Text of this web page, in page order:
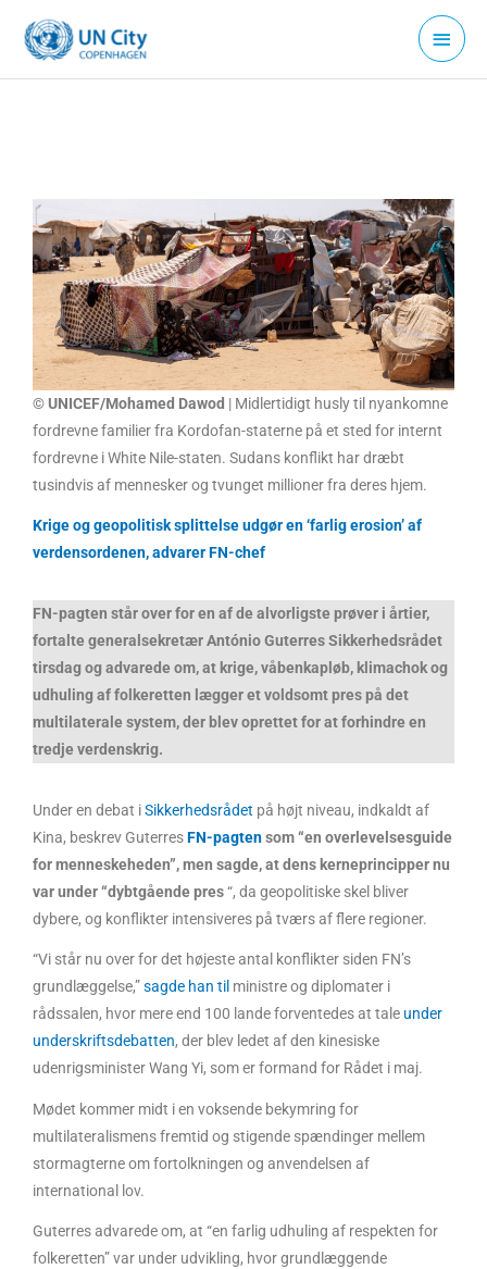
indholdet
© UNICEF/Mohamed Dawod | Midlertidigt husly til nyankomne
fordrevne familier fra Kordofan-staterne på et sted for internt
fordrevne i White Nile-staten. Sudans konflikt har dræbt
tusindvis af mennesker og tvunget millioner fra deres hjem.
Krige og geopolitisk splittelse udgør en ‘farlig erosion’ af
verdensordenen, advarer FN-chef
FN-pagten står over for en af de alvorligste prøver i årtier,
fortalte generalsekretær António Guterres Sikkerhedsrådet
tirsdag og advarede om, at krige, våbenkapløb, klimachok og
udhuling af folkeretten lægger et voldsomt pres på det
multilaterale system, der blev oprettet for at forhindre en
tredje verdenskrig.
Under en debat iSikkerhedsrådet på højt niveau, indkaldt af
Kina, beskrev GuterresFN-pagtensom “en overlevelsesguide
for menneskeheden”, men sagde, at dens kerneprincipper nu
var under “dybtgående pres“, da geopolitiske skel bliver
dybere, og konflikter intensiveres på tværs af flere regioner.
“Vi står nu over for det højeste antal konflikter siden FN’s
grundlæggelse,”sagde han til ministre og diplomater i
rådssalen, hvor mere end 100 lande forventedes at tale under
underskriftsdebatten, der blev ledet af den kinesiske
udenrigsminister Wang Yi, som er formand for Rådet i maj.
Mødet kommer midt i en voksende bekymring for
multilateralismens fremtid og stigende spændinger mellem
stormagterne om fortolkningen og anvendelsen af
international lov.
Guterres advarede om, at “en farlig udhuling af respekten for
folkeretten” var under udvikling, hvor grundlæggende